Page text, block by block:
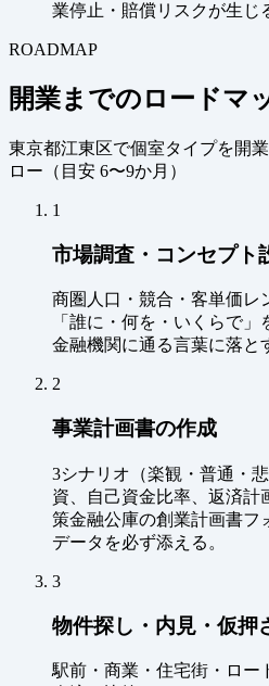
業停止・賠償リスクが生じ
ROADMAP
開業までのロードマ
東京都江東区で個室タイプを開
ロー（ 目安 6〜9か月 ）
1
市場調査・コンセプト
商圏人口・競合・客単価レ
「誰に・何を・いくらで
金融機関に通る言葉に落と
2
事業計画書の作成
3シナリオ（楽観・普通・
資、自己資金比率、返済計
策金融公庫の創業計画書フ
データを必ず添える。
3
物件探し・内見・仮押
駅前・商業・住宅街・ロー